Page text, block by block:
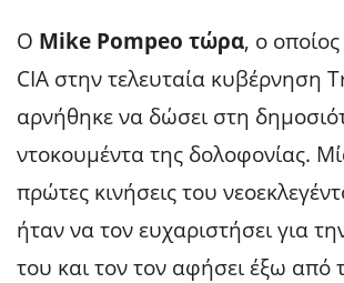
Ο Mike Pompeo τώρα, ο
CIA στην τελευταία κυβέρνηση
αρνήθηκε να δώσει στη
ντοκουμέντα της δολοφονίας.
πρώτες κινήσεις του
ήταν να τον ευχαριστήσει για
του και τον τον αφήσει έξω από